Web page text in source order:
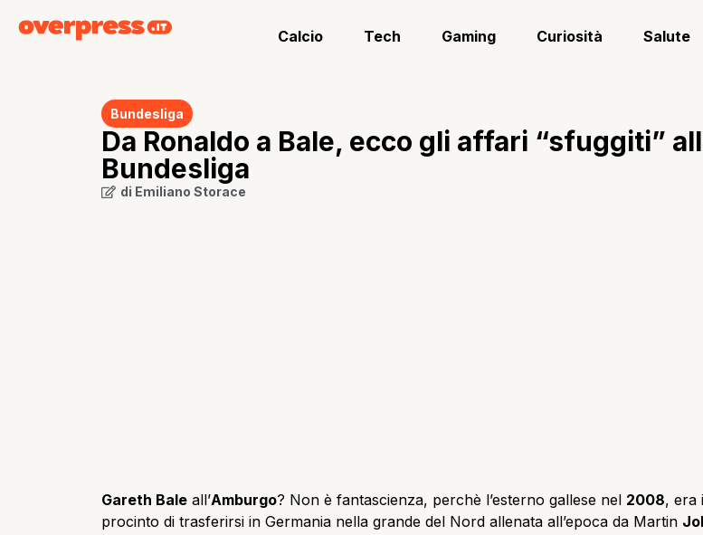
Calcio Tech Gaming Curiosità Salute
Bundesliga
Da Ronaldo a Bale, ecco gli affari “sfuggiti”
Bundesliga
di Emiliano Storace
Gareth Bale all’Amburgo? Non è fantascienza, perchè l’esterno gallese nel 2008, era
procinto di trasferirsi in Germania nella grande del Nord allenata all’epoca da Martin Jol